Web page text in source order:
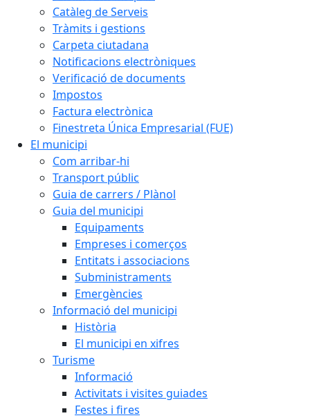
Catàleg de Serveis
Tràmits i gestions
Carpeta ciutadana
Notificacions electròniques
Verificació de documents
Impostos
Factura electrònica
Finestreta Única Empresarial (FUE)
El municipi
Com arribar-hi
Transport públic
Guia de carrers / Plànol
Guia del municipi
Equipaments
Empreses i comerços
Entitats i associacions
Subministraments
Emergències
Informació del municipi
Història
El municipi en xifres
Turisme
Informació
Activitats i visites guiades
Festes i fires